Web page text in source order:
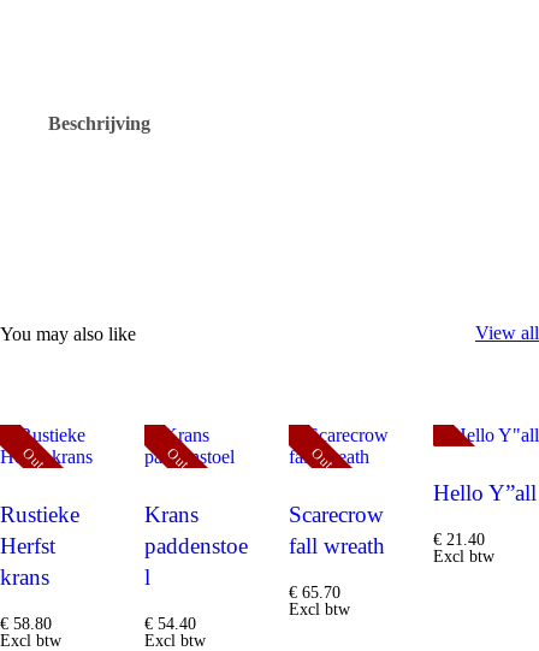
Beschrijving
You may also like View all
Out of stock
Rustieke
Herfst
krans
€ 58 .80
Excl btw
Out of stock
Krans
paddenstoe
l
€ 54 .40
Excl btw
Out of stock
Scarecrow
fall wreath
€ 65 70
Excl btw
Out of stock
Hello Y”all
€ 21 .40
Excl btw